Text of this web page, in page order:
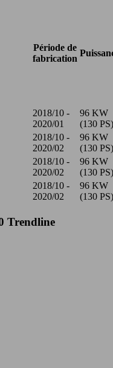
Période de
fabrication
2018/10 -
2020/01
96 KW
(130 PS)
2018/10 -
2020/02
96 KW
(130 PS)
2018/10 -
2020/02
96 KW
(130 PS)
2018/10 -
2020/02
96 KW
(130 PS)
Trendline